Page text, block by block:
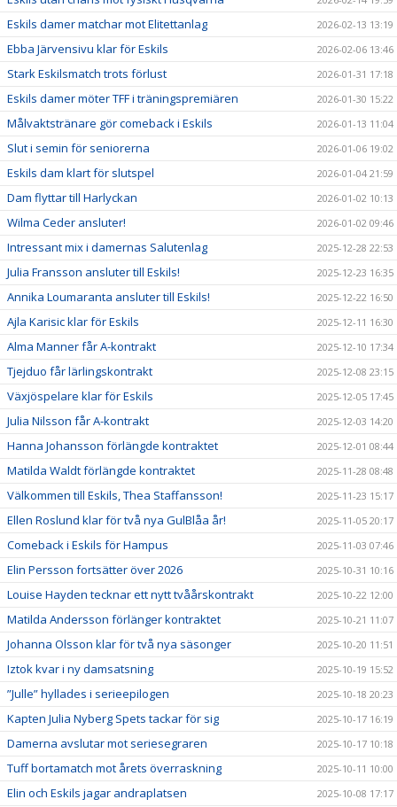
Eskils damer matchar mot Elitettanlag 2026-02-13 13:19
Ebba Järvensivu klar för Eskils 2026-02-06 13:46
Stark Eskilsmatch trots förlust 2026-01-31 17:18
Eskils damer möter TFF i träningspremiären 2026-01-30 15:22
Målvaktstränare gör comeback i Eskils 2026-01-13 11:04
Slut i semin för seniorerna 2026-01-06 19:02
Eskils dam klart för slutspel 2026-01-04 21:59
Dam flyttar till Harlyckan 2026-01-02 10:13
Wilma Ceder ansluter! 2026-01-02 09:46
Intressant mix i damernas Salutenlag 2025-12-28 22:53
Julia Fransson ansluter till Eskils! 2025-12-23 16:35
Annika Loumaranta ansluter till Eskils! 2025-12-22 16:50
Ajla Karisic klar för Eskils 2025-12-11 16:30
Alma Manner får A-kontrakt 2025-12-10 17:34
Tjejduo får lärlingskontrakt 2025-12-08 23:15
Växjöspelare klar för Eskils 2025-12-05 17:45
Julia Nilsson får A-kontrakt 2025-12-03 14:20
Hanna Johansson förlängde kontraktet 2025-12-01 08:44
Matilda Waldt förlängde kontraktet 2025-11-28 08:48
Välkommen till Eskils, Thea Staffansson! 2025-11-23 15:17
Ellen Roslund klar för två nya GulBlåa år! 2025-11-05 20:17
Comeback i Eskils för Hampus 2025-11-03 07:46
Elin Persson fortsätter över 2026 2025-10-31 10:16
Louise Hayden tecknar ett nytt tvåårskontrakt 2025-10-22 12:00
Matilda Andersson förlänger kontraktet 2025-10-21 11:07
Johanna Olsson klar för två nya säsonger 2025-10-20 11:51
Iztok kvar i ny damsatsning 2025-10-19 15:52
”Julle” hyllades i serieepilogen 2025-10-18 20:23
Kapten Julia Nyberg Spets tackar för sig 2025-10-17 16:19
Damerna avslutar mot seriesegraren 2025-10-17 10:18
Tuff bortamatch mot årets överraskning 2025-10-11 10:00
Elin och Eskils jagar andraplatsen 2025-10-08 17:17